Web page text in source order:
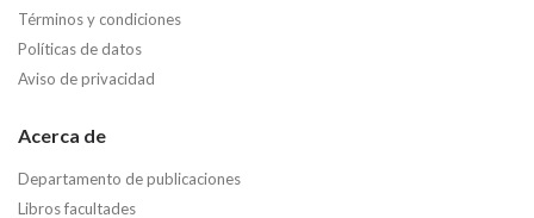
Términos y condiciones
Políticas de datos
Aviso de privacidad
Acerca de
Departamento de publicaciones
Libros facultades